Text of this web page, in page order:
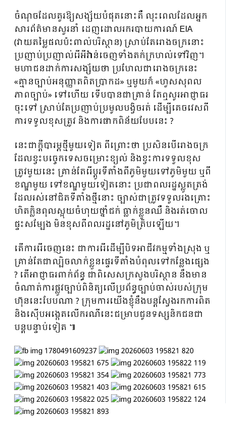
ចំណុចដែលគួរឱ្យសង្ស័យបំផុតនោះគឺ លុះពេលដែលអ្នក
សារព័ត៌មានសួរនាំ ដេញដោលរករបាយការណ៍ EIA
(វាយតម្លៃផលប៉ះពាល់បរិស្ថាន) ស្រាប់តែរោងចក្រនោះ
ប្រញាប់ប្រញាល់រើអីវ៉ាន់ចេញទាំងតក់ក្រហល់ទៅវិញ។
មហាជនដាក់ការសង្ស័យថា ប្រហែលជារោងចក្រនេះ
«គ្មានច្បាប់អនុញ្ញាតពិតប្រាកដ» ឬមួយក៏ «ហួសសុពល
ភាពច្បាប់» ទៅហើយ ទើបបានជាគ្រាន់ តែឮសូរអាជ្ញាធរ
ចុះទៅ ស្រាប់តែប្រញាប់ប្រមូលបង្វិចរត់ ដើម្បីគេចវេសពី
ការទទួលខុសត្រូវ និងការផាកពិន័យបែបនេះ ?
នេះជាក្តីបារម្ភថ្មីមួយទៀត ពីព្រោះថា ប្រសិនបើរោងចក្រ
ដែលខ្វះបច្ចេកទេសចម្រោះខ្យល់ និងខ្វះការទទួលខុស
ត្រូវមួយនេះ គ្រាន់តែរើប្តូរទីតាំងពីភូមិមួយទៅភូមិមួយ ឬពី
ខណ្ឌមួយ ទៅខណ្ឌមួយទៀតនោះ ប្រជាពលរដ្ឋស្លូតត្រង់
ដែលរស់នៅជិតទីតាំងថ្មីនោះ ច្បាស់ជាត្រូវទទួលរងគ្រោះ
ហិតក្លិនពុលស្អុយចំហុយថ្នាំជក់ ធ្លាក់ខ្លួនឈឺ និងរត់ចោល
ផ្ទះសម្បែង មិនខុសពីពលរដ្ឋនៅភូមិត្រិបឡើយ។
តើការរើចេញនេះ ជាការរើដើម្បីបិទអាជីវកម្មទាំងស្រុង ឬ
គ្រាន់តែជាល្បិចលាក់ខ្លួនផ្ទេរទីតាំងបំពុលទៅកន្លែងផ្សេង
? តើអាជ្ញាធរពាក់ព័ន្ធ ជាពិសេសក្រសួងបរិស្ថាន នឹងមាន
ចំណាត់ការផ្លូវច្បាប់ពិនិត្យលើប្រព័ន្ធច្បាប់ចាស់របស់ក្រុម
ហ៊ុននេះបែបណា ? ក្រុមការយើងខ្ញុំនឹងបន្តស្វែងរកការពិត
និងស៊ើបអង្កេតលើករណីនេះជម្រាបជូនទស្សនិកជនជា
បន្តបន្ទាប់ទៀត ៕